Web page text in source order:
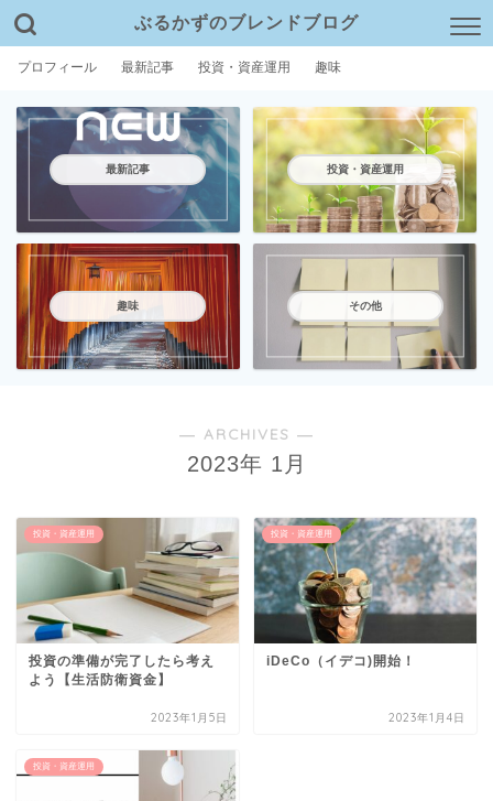
ぶるかずのブレンドブログ
プロフィール 最新記事 投資・資産運用 趣味
最新記事 投資・資産運用
趣味 その他
― ARCHIVES ―
2023年 1月
投資・資産運用
投資の準備が完了したら考え
よう【生活防衛資金】
2023年1月5日
投資・資産運用
iDeCo（イデコ)開始！
2023年1月4日
投資・資産運用